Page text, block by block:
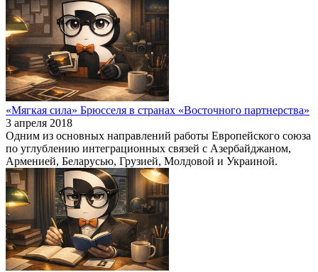
«Мягкая сила» Брюсселя в странах «Восточного партнерства»
3 апреля 2018
Одним из основных направлений работы Европейского союза
по углублению интеграционных связей с Азербайджаном,
Арменией, Беларусью, Грузией, Молдовой и Украиной.